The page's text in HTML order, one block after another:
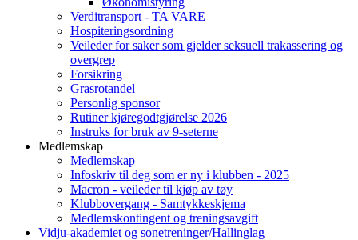
Verditransport - TA VARE
Hospiteringsordning
Veileder for saker som gjelder seksuell trakassering og
overgrep
Forsikring
Grasrotandel
Personlig sponsor
Rutiner kjøregodtgjørelse 2026
Instruks for bruk av 9-seterne
Medlemskap
Medlemskap
Infoskriv til deg som er ny i klubben - 2025
Macron - veileder til kjøp av tøy
Klubbovergang - Samtykkeskjema
Medlemskontingent og treningsavgift
Vidju-akademiet og sonetreninger/Hallinglag